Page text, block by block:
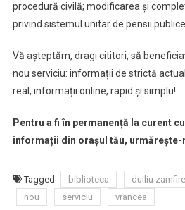
procedură civilă; modificarea și
privind sistemul unitar de pensii publice.
Vă așteptăm, dragi cititori, să
nou serviciu: informații de strictă
real, informații online, rapid și simplu!
Pentru a fi în permanență la curent
informații din orașul tău, urmărește-
Tagged biblioteca duiliu
nou
serviciu vrancea